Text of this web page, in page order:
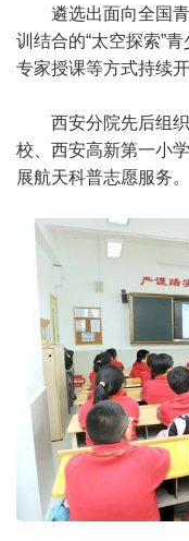
遴选出面向全国
训结合的“太空探索”
专家授课等方式持续开
西安分院先后组
校、西安高新第一小
展航天科普志愿服务。